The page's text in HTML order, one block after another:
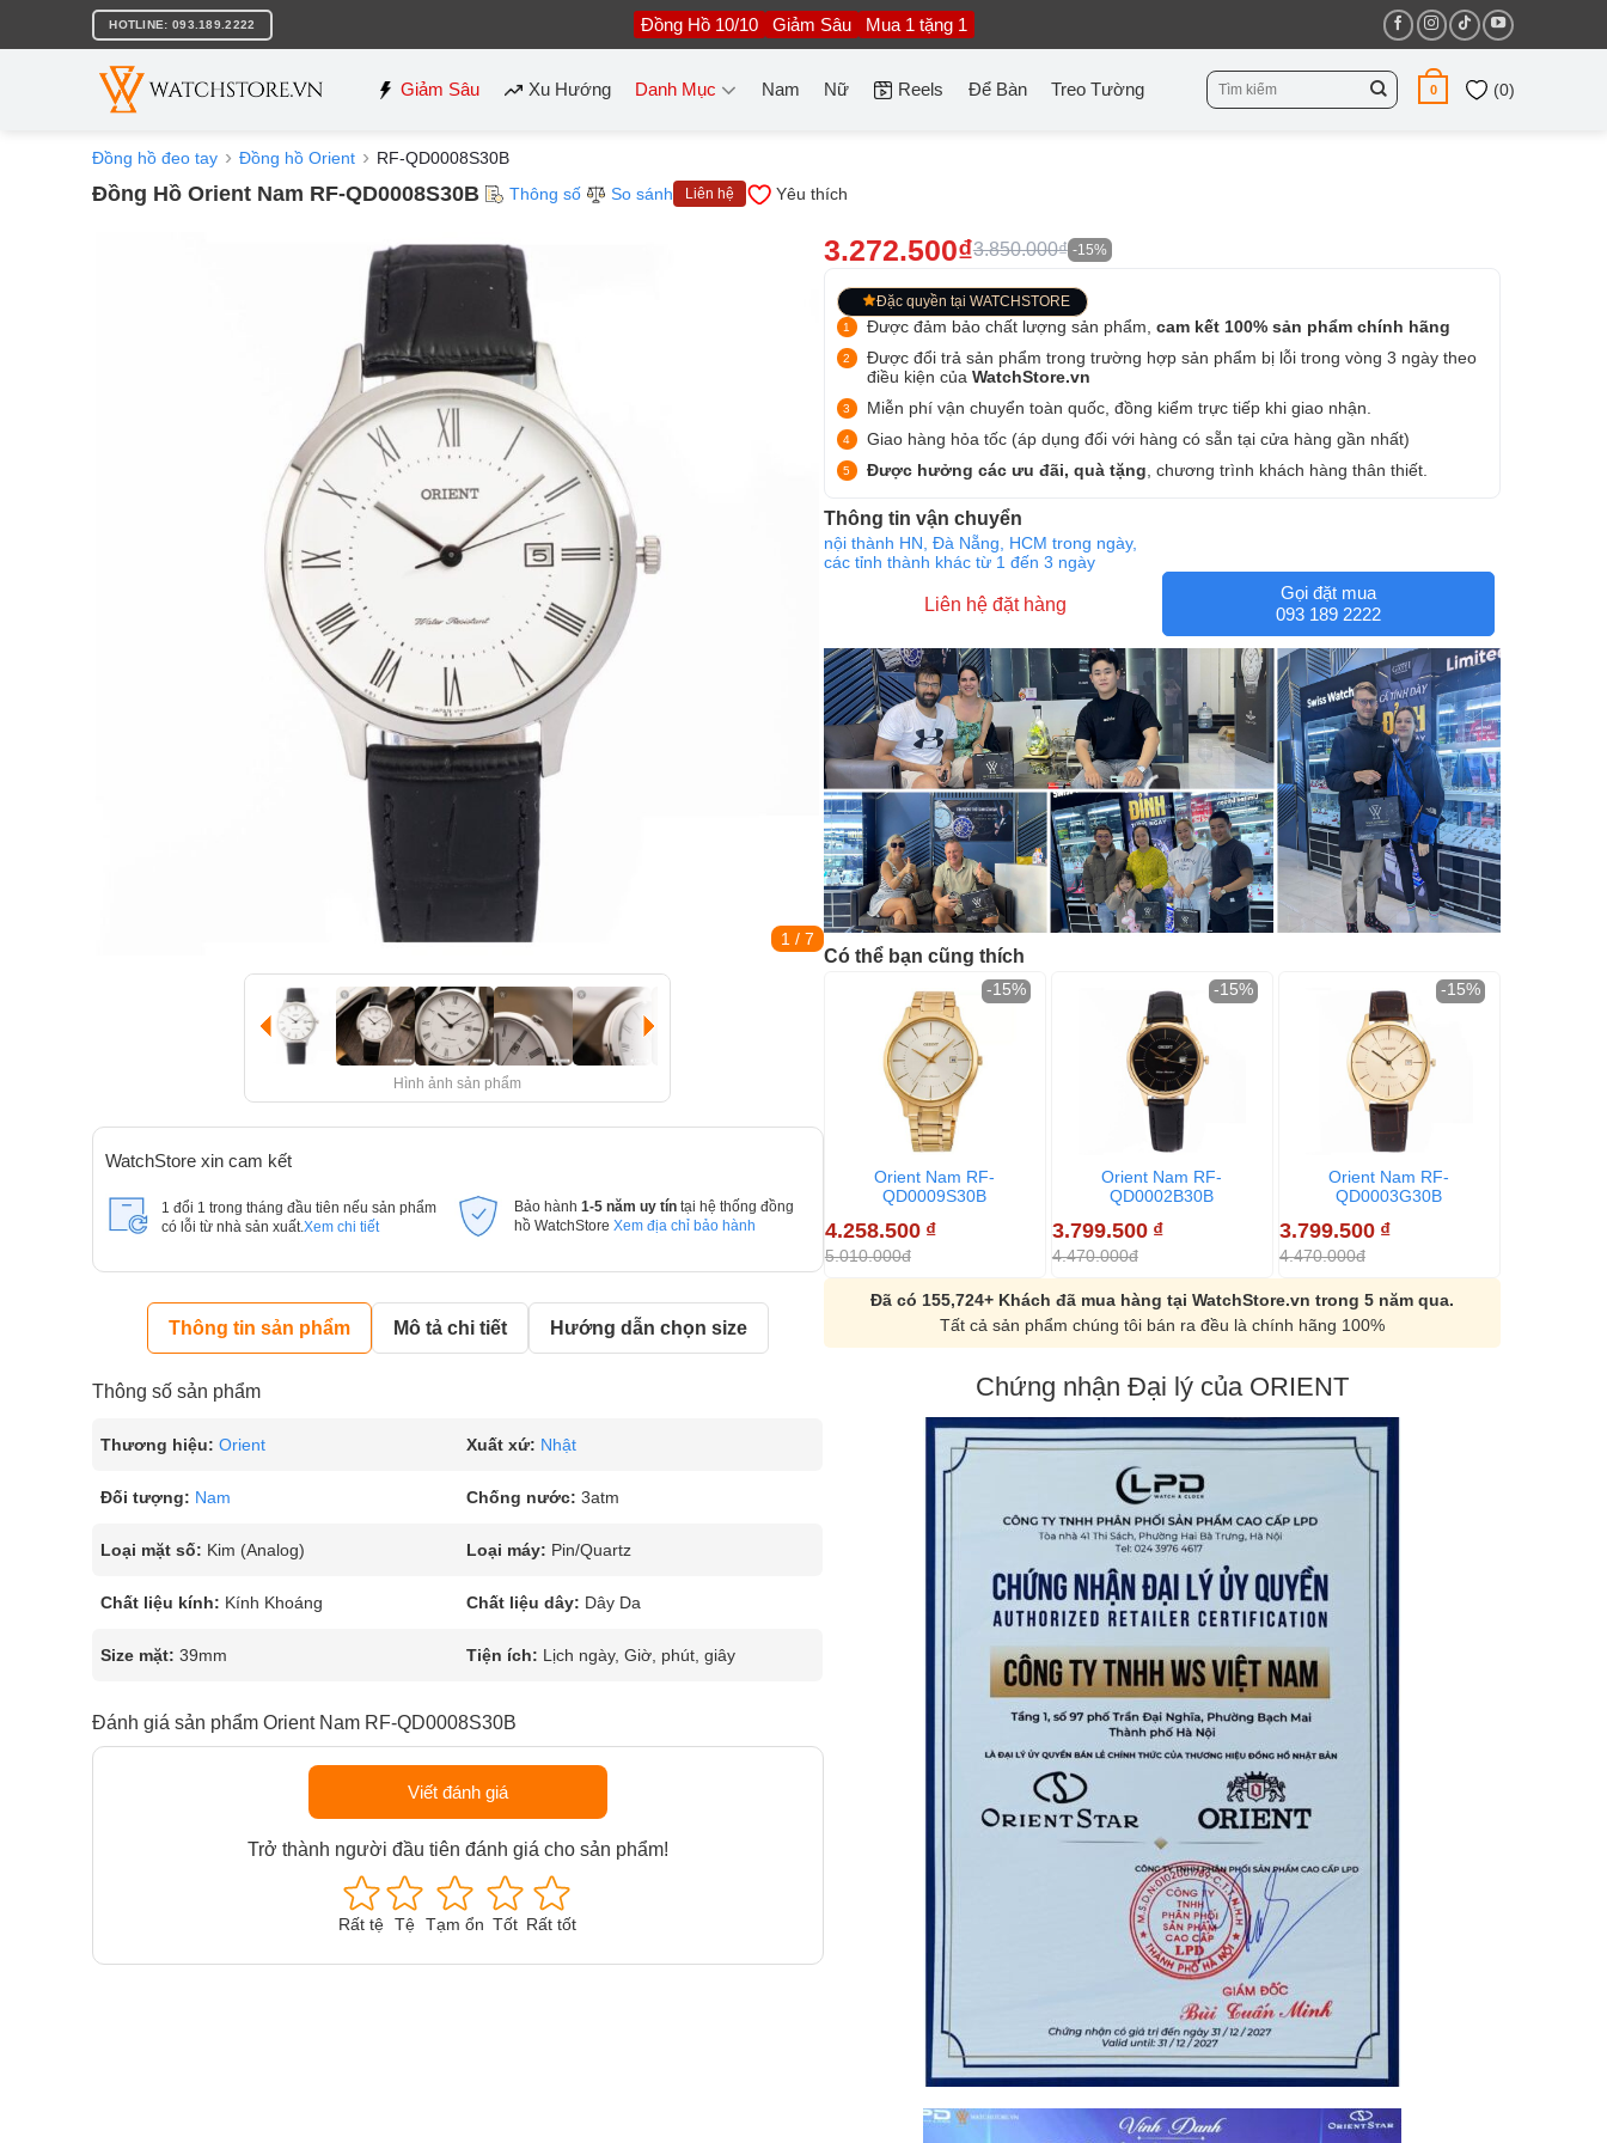
nội
HOTLINE: 093.189.2222 Đồng Hồ 10/10 Giảm Sâu Mua 1 tặng 1
Giảm Sâu Xu Hướng Danh Mục Nam Nữ Reels Để Bàn Treo Tường
Tìm
kiếm:
0 (0)
Đồng hồ đeo tay Đồng hồ Orient RF-QD0008S30B
Đồng Hồ Orient Nam RF-QD0008S30B Thông số So sánh Liên hệ Yêu thích
1 / 7
Hình ảnh sản phẩm
WatchStore xin cam kết
1 đổi 1 trong tháng đầu tiên nếu sản phẩm
có lỗi từ nhà sản xuất. Xem chi tiết
Bảo hành 1-5 năm uy tín tại hệ thống đồng
hồ WatchStore Xem địa chỉ bảo hành
Thông tin sản phẩm Mô tả chi tiết Hướng dẫn chọn size
Thông số sản phẩm
Thương hiệu: Orient Xuất xứ: Nhật
Đối tượng: Nam Chống nước: 3atm
Loại mặt số: Kim (Analog) Loại máy: Pin/Quartz
Chất liệu kính: Kính Khoáng Chất liệu dây: Dây Da
Size mặt: 39mm Tiện ích: Lịch ngày, Giờ, phút, giây
Đánh giá sản phẩm Orient Nam RF-QD0008S30B
Viết đánh giá
Trở thành người đầu tiên đánh giá cho sản phẩm!
Rất tệ Tệ Tạm ổn Tốt Rất tốt
3.272.500₫3.850.000₫ -15%
Đặc quyền tại WATCHSTORE
Được đảm bảo chất lượng sản phẩm, cam kết 100% sản phẩm chính hãng
Được đổi trả sản phẩm trong trường hợp sản phẩm bị lỗi trong vòng 3 ngày theo
điều kiện của WatchStore.vn
Miễn phí vận chuyển toàn quốc, đồng kiểm trực tiếp khi giao nhận.
Giao hàng hỏa tốc (áp dụng đối với hàng có sẵn tại cửa hàng gần nhất)
Được hưởng các ưu đãi, quà tặng , chương trình khách hàng thân thiết.
Thông tin vận chuyển
nội thành HN, Đà Nẵng, HCM trong ngày,
các tỉnh thành khác từ 1 đến 3 ngày
Liên hệ đặt hàng
Gọi đặt mua
093 189 2222
Có thể bạn cũng thích
Orient Nam RF-
QD0009S30B
4.258.500 ₫
5.010.000đ
-15%
Orient Nam RF-
QD0002B30B
3.799.500 ₫
4.470.000đ
-15%
Orient Nam RF-
QD0003G30B
3.799.500 ₫
4.470.000đ
-15%
Đã có 155,724+ Khách đã mua hàng tại WatchStore.vn trong 5 năm qua.
Tất cả sản phẩm chúng tôi bán ra đều là chính hãng 100%
Chứng nhận Đại lý của ORIENT